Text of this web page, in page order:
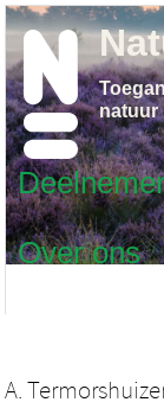
Over ons
natuur
A.